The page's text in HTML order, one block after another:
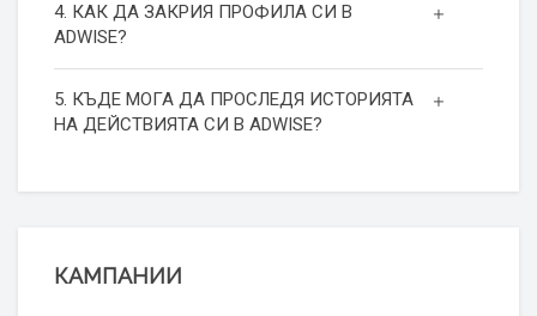
4. КАК ДА ЗАКРИЯ ПРОФИЛА СИ В
ADWISE?
5. КЪДЕ МОГА ДА ПРОСЛЕДЯ ИСТОРИЯТА
НА ДЕЙСТВИЯТА СИ В ADWISE?
КАМПАНИИ